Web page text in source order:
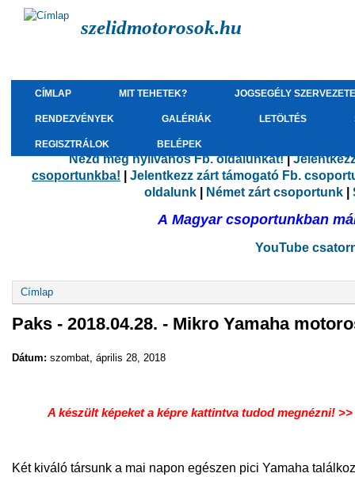
szelidmotorosok.hu
CÍMLAP MIT TEHETEK? JOGSEGÉLY
RENDEZVÉNYEK GALÉRIÁK LETÖLTÉS
REGISZTRÁLOK BELÉPEK
Nézd meg nyilvános Fb. oldalunkat!|
csoportunkba!
Jelentkezz zárt támogató Fb.
oldalunk
Német zárt csoportunk
A Magyar csoportunkban
YouTube
Jelenlegi hely
Címlap
Paks - 2018.04.28. - Mikro Yamaha
Dátum: szombat, április 28, 2018
A készült képeket a képre kattintva tudod megnézni! >>
Két kiváló társunk a mai napon egészen pici Yamaha